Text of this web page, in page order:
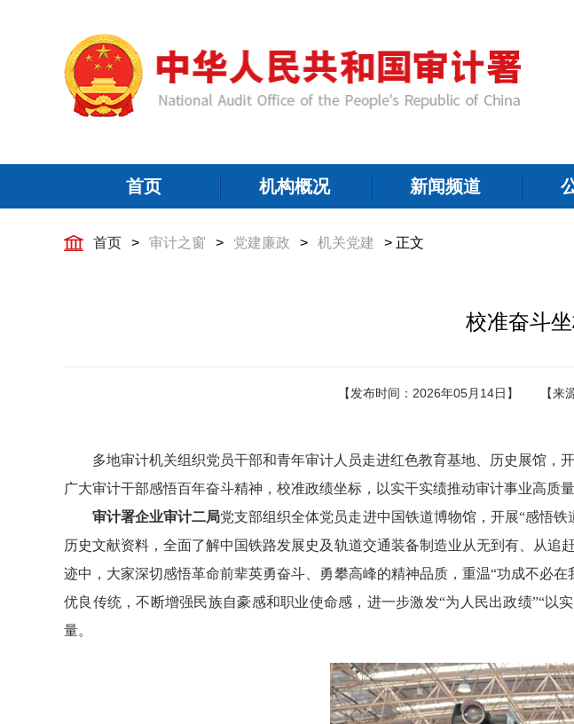
首页 机构概况 新闻频道
首页 > 审计之窗 > 党建廉政 > 机关党建 > 正文
校准奋斗
【发布时间：2026年05月14日】 【来
多地审计机关组织党员干部和青年审计人员走进红色教育基地、历史展馆
广大审计干部感悟百年奋斗精神，校准政绩坐标，以实干实绩推动审计事业高质量
审计署企业审计二局党支部组织全体党员走进中国铁道博物馆，开展“感悟
历史文献资料，全面了解中国铁路发展史及轨道交通装备制造业从无到有、从
迹中，大家深切感悟革命前辈英勇奋斗、勇攀高峰的精神品质，重温“功成不必
优良传统，不断增强民族自豪感和职业使命感，进一步激发“为人民出政绩”“
量。